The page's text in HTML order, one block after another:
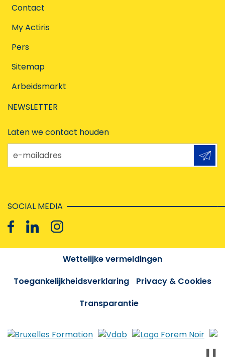
Contact
My Actiris
Pers
Sitemap
Arbeidsmarkt
NEWSLETTER
Laten we contact houden
e-mailadres
SOCIAL MEDIA
Wettelijke vermeldingen
Toegankelijkheidsverklaring
Privacy & Cookies
Transparantie
❚❚